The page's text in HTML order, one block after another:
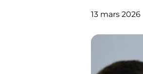
13 mars 2026